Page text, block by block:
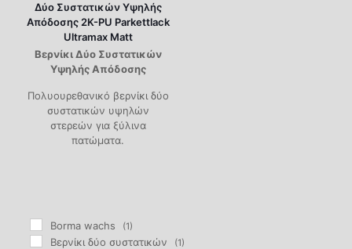
Δύο Συστατικών Υψηλής
Απόδοσης 2K-PU Parkettlack
Ultramax Matt
Βερνίκι Δύο Συστατικών
Υψηλής Απόδοσης
Πολυουρεθανικό βερνίκι δύο
συστατικών υψηλών
στερεών για ξύλινα
πατώματα.
Borma wachs (1)
Βερνίκι δύο συστατικών (1)